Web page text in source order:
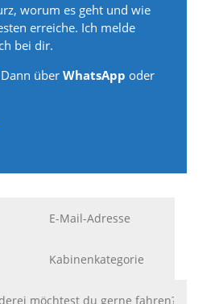
worum es geht und wie
erreiche. Ich melde
bei dir.
überWhatsApp oder